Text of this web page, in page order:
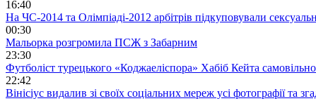
16:40
На ЧС-2014 та Олімпіаді-2012 арбітрів підкуповували
00:30
Мальорка розгромила ПСЖ з Забарним
23:30
Футболіст турецького «Коджаеліспора» Хабіб Кейта самовільно
22:42
Вінісіус видалив зі своїх соціальних мереж усі фотографії та